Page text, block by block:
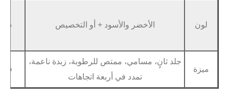
الأخضر والأسود + أو التخصيص شحن
الشحن
مسامي، ممتص للرطوبة، زبدة ناعمة،
تمدد في أربعة اتجاهات
قسط تي / تي،